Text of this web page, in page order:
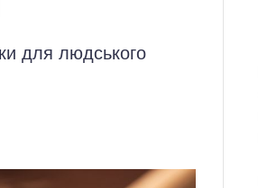
для людського